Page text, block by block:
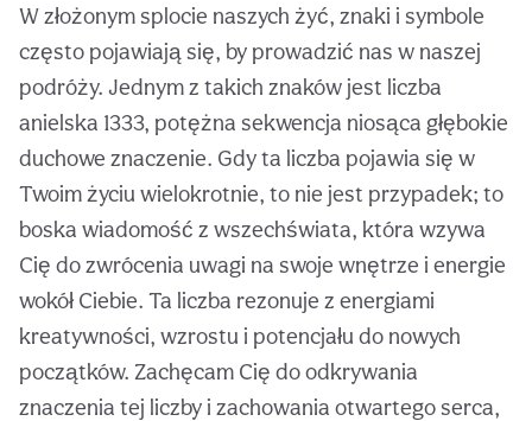
W złożonym splocie naszych żyć, znaki i symbole
często pojawiają się, by prowadzić nas w naszej
podróży. Jednym z takich znaków jest liczba
anielska 1333, potężna sekwencja niosąca głębokie
duchowe znaczenie. Gdy ta liczba pojawia się w
Twoim życiu wielokrotnie, to nie jest przypadek; to
boska wiadomość z wszechświata, która wzywa
Cię do zwrócenia uwagi na swoje wnętrze i energie
wokół Ciebie. Ta liczba rezonuje z energiami
kreatywności, wzrostu i potencjału do nowych
początków. Zachęcam Cię do odkrywania
znaczenia tej liczby i zachowania otwartego serca,